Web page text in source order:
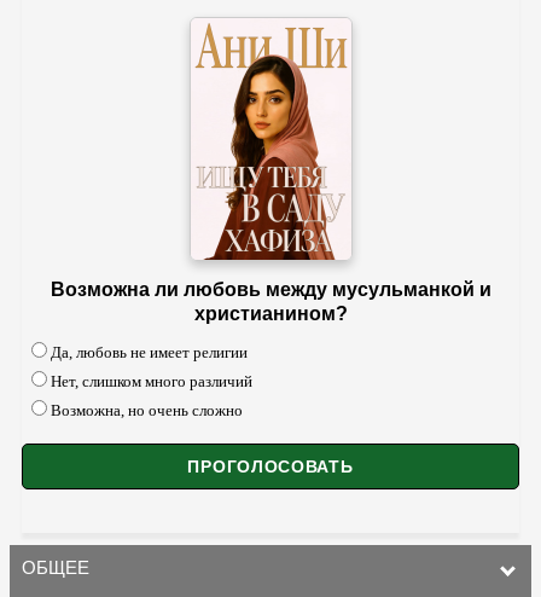
Возможна ли любовь между мусульманкой и
христианином?
Да, любовь не имеет религии
Нет, слишком много различий
Возможна, но очень сложно
ОБЩЕЕ